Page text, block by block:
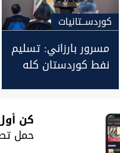
كوردســتانيات
مسرور بارزاني: تسليم
نفط كوردستان كله
به
كن
حمل